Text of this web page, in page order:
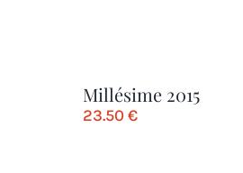
Millésime 2015
23.50 €